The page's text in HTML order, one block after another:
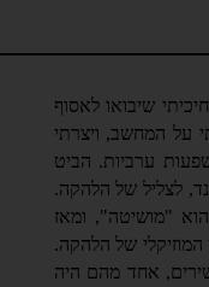
בערב פורים, 1988. חיכיתי שיבואו לאסוף
על המחשב, ויצרתי
ערביות. הביט
לצליל של הלהקה.
"מושיטה", ומאז
המוזיקלי של הלהקה.
אחד מהם היה